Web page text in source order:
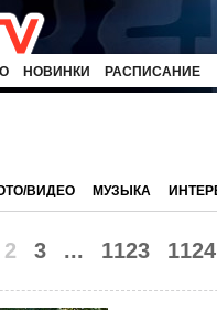
НОВИНКИ РАСПИСАНИЕ
ВИДЕО МУЗЫКА
2 3 ... 1123 1124